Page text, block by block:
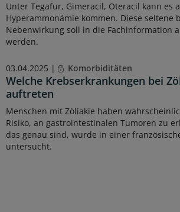
Unter Tegafur, Gimeracil, Oteracil kann es
Hyperammonämie kommen. Diese seltene
Nebenwirkung soll in die Fachinformation
werden.
03.04.2025 | Komorbiditäten
Welche Krebserkrankungen bei
auftreten
Menschen mit Zöliakie haben
Risiko, an gastrointestinalen Tumoren zu
das genau sind, wurde in einer
untersucht.